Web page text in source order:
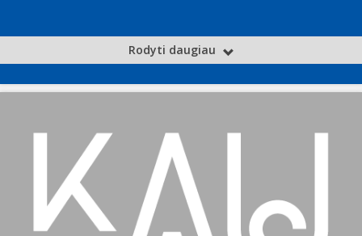
Rodyti daugiau